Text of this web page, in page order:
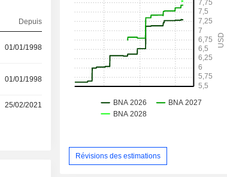
Depuis
01/01/1998
01/01/1998
25/02/2021
Révisions des estimations